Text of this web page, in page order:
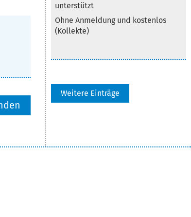
unterstützt
Ohne Anmeldung und kostenlos
(Kollekte)
Weitere Einträge